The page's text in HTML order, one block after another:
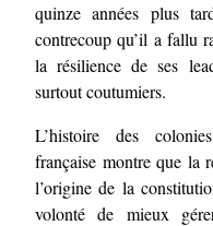
quinze années plus
contrecoup qu’il a fallu
la résilience de ses
surtout coutumiers.
L’histoire des
française montre que la
l’origine de la
volonté de mieux